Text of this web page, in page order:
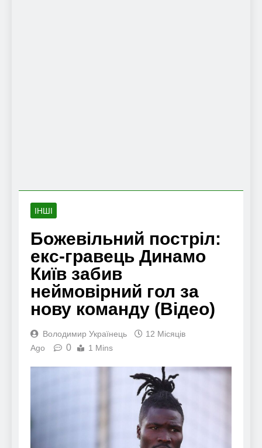
ІНШІ
Божевільний постріл:
екс-гравець Динамо
Київ забив
неймовірний гол за
нову команду (Відео)
Володимир Українець
12 Місяців
Ago
0 1 Mins